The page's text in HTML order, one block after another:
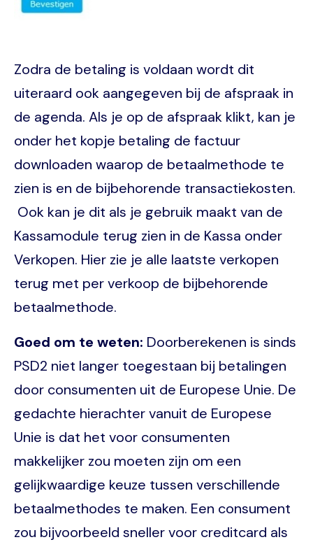
Zodra de betaling is voldaan wordt dit
uiteraard ook aangegeven bij de afspraak in
de agenda. Als je op de afspraak klikt, kan je
onder het kopje betaling de factuur
downloaden waarop de betaalmethode te
zien is en de bijbehorende transactiekosten.
Ook kan je dit als je gebruik maakt van de
Kassamodule terug zien in de Kassa onder
Verkopen. Hier zie je alle laatste verkopen
terug met per verkoop de bijbehorende
betaalmethode.
Goed om te weten: Doorberekenen is sinds
PSD2 niet langer toegestaan bij betalingen
door consumenten uit de Europese Unie. De
gedachte hierachter vanuit de Europese
Unie is dat het voor consumenten
makkelijker zou moeten zijn om een
gelijkwaardige keuze tussen verschillende
betaalmethodes te maken. Een consument
zou bijvoorbeeld sneller voor creditcard als